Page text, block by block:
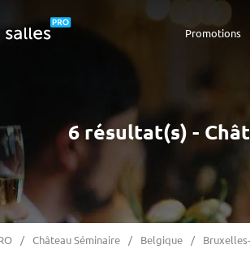
Promotions
6 résultat(s) -
Château Séminaire Belgique